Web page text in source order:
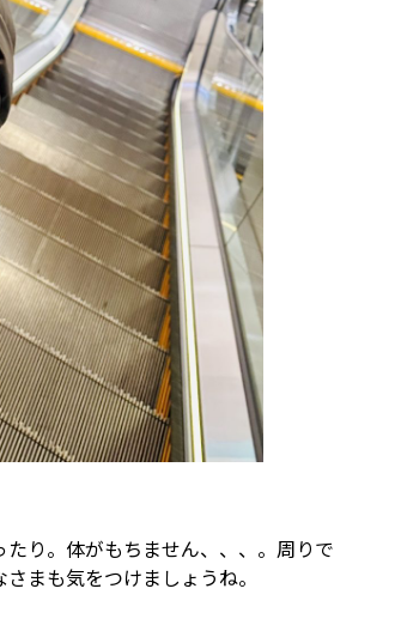
り。体がもちません、、、。周りで
まも気をつけましょうね。